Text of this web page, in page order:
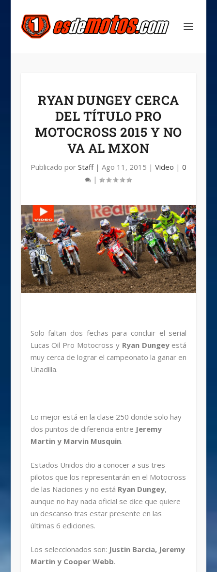
RYAN DUNGEY CERCA
DEL TÍTULO PRO
MOTOCROSS 2015 Y NO
VA AL MXON
Publicado por Staff| Ago 11, 2015 | Video | 0
|
Solo faltan dos fechas para concluir el serial
Lucas Oil Pro Motocross yRyan Dungeyestá
muy cerca de lograr el campeonato la ganar en
Unadilla.
Lo mejor está en la clase 250 donde solo hay
dos puntos de diferencia entre Jeremy
Martin y Marvin Musquin.
Estados Unidos dio a conocer a sus tres
pilotos que los representarán en el Motocross
de las Naciones y no está Ryan Dungey,
aunque no hay nada oficial se dice que quiere
un descanso tras estar presente en las
últimas 6 ediciones.
Los seleccionados son: Justin Barcia, Jeremy
Martin y Cooper Webb.